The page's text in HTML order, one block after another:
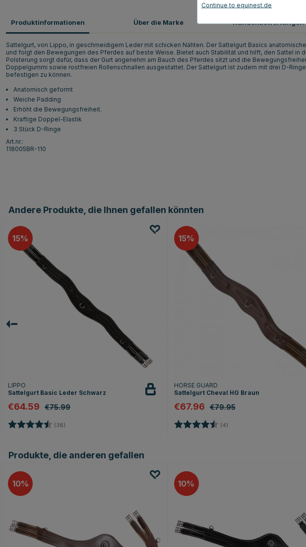
Produktinformationen
Sattelgurt, von Lippo, in geschmeidigem Leder mit schicken Nähten. Der Sattelgurt Basics
und folgt den Bewegungen des Pferdes auf beste Weise. Bietet auch Stabilität und hilft, den Sattel in
Polsterung sorgt dafür, dass der Gurt angenehm am Bauch des Pferdes sitzt und die
Doppelgummi sowie rostfreien Rollenschnallen ausgestattet. Der Sattelgurt ist zudem mit drei D-
befestigen zu können.
Anatomisch geformt
Weiche Padding
Erhöht die Bewegungsfreiheit.
Kraftige Doppel-Elastik
3 Stück D-Ringe
Art.nr.:
118005BR-110
Über die Marke Kundenbewertungen
Andere Produkte, die Ihnen gefallen könnten
15
LIPPO
Sattelgurt Basic Leder Schwarz
€64.59 €75.99
Bewertung: (38)
15
HORSE GUARD
Sattelgurt Cheval HG Braun
€67.96 €79.95
Bewertung: (4)
Produkte, die anderen gefallen
10 10
Continue to equinest.de